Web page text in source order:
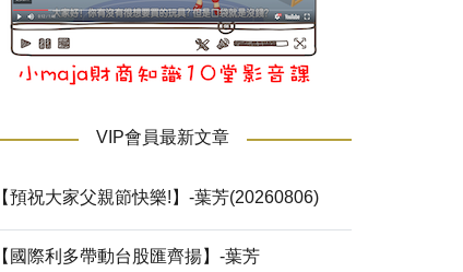
VIP會員最新文章
【預祝大家父親節快樂!】-葉芳(20260806)
【國際利多帶動台股匯齊揚】-葉芳